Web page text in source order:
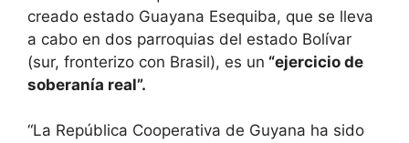
creado estado Guayana Esequiba, que se lleva
a cabo en dos parroquias del estado Bolívar
(sur, fronterizo con Brasil), es un “ejercicio de
soberanía real”.
“La República Cooperativa de Guyana ha sido